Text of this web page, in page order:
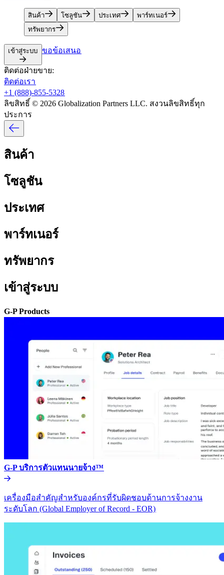
สินค้า​​ โซลูชัน​​ ประเทศ​​
พาร์ทเนอร์​​
ทรัพยากร​​
เข้าสู่ระบบ​​ ขอข้อเสนอ​​
ติดต่อฝ่ายขาย:​​
ติดต่อเรา​​
+1 (888)-855-5328​​
ลิขสิทธิ์ © 2026 Globalization Partners LLC. สงวนลิขสิทธิ์ทุก
ประการ​​
สินค้า​​
โซลูชัน​​
ประเทศ​​
พาร์ทเนอร์​​
ทรัพยากร​​
เข้าสู่ระบบ​​
G-P Products​​
G-P บริการตัวแทนนายจ้าง™​​
เครื่องมือสำคัญสำหรับองค์กรที่รับผิดชอบด้านการจ้างงาน
ระดับโลก (Global Employer of Record - EOR)​​